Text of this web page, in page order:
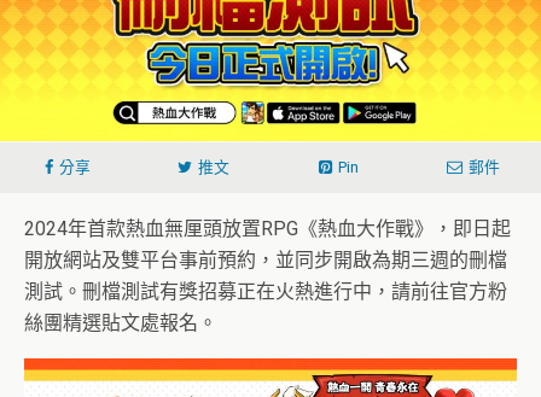
分享 推文 Pin 郵件
2024年首款熱血無厘頭放置RPG《熱血大作戰》，即日起
開放網站及雙平台事前預約，並同步開啟為期三週的刪檔
測試。刪檔測試有獎招募正在火熱進行中，請前往官方粉
絲團精選貼文處報名。